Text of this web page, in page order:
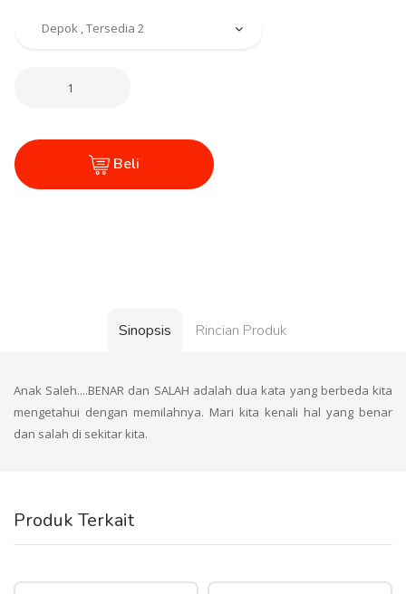
Beli
Sinopsis Rincian Produk
Anak Saleh....BENAR dan SALAH adalah dua kata yang berbeda kita
mengetahui dengan memilahnya. Mari kita kenali hal yang benar
dan salah di sekitar kita.
Produk Terkait